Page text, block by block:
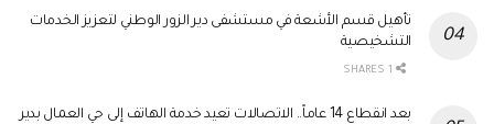
تأهيل قسم الأشعة في مستشفى دير الزور الوطني لتعزيز الخدمات
التشخيصية
بعد انقطاع 14 عاماً.. الاتصالات تعيد خدمة الهاتف إلى حي العمال بدير